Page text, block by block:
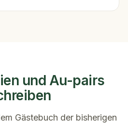
und Au-pairs
Gästebuch der bisherigen